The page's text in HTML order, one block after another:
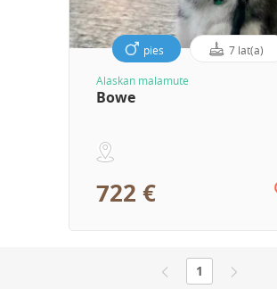
pies 7 lat(a)
Alaskan malamute
Bowe
722 €
1